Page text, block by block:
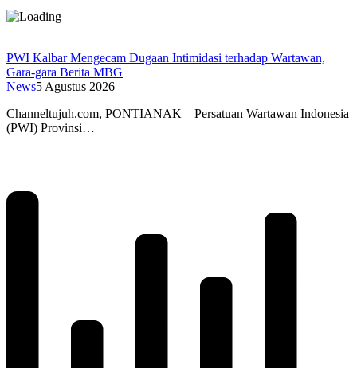
PWI Kalbar Mengecam Dugaan Intimidasi terhadap Wartawan,
Gara-gara Berita MBG
News5 Agustus 2026
Channeltujuh.com, PONTIANAK – Persatuan Wartawan Indonesia
(PWI) Provinsi…